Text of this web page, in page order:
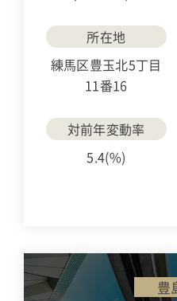
所在地
練馬区豊玉北5丁目
11番16
対前年変動率
5.4(%)
豊